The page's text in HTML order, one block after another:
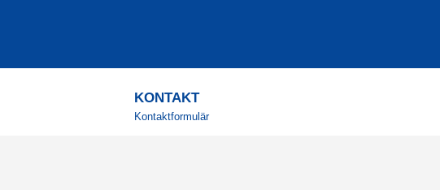
KONTAKT
Kontaktformulär